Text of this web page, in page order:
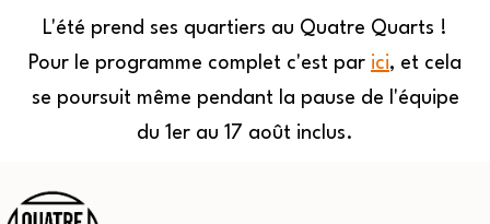
L'été prend ses quartiers au Quatre Quarts !
Pour le programme complet c'est par ici, et cela
se poursuit même pendant la pause de l'équipe
du 1er au 17 août inclus.
au